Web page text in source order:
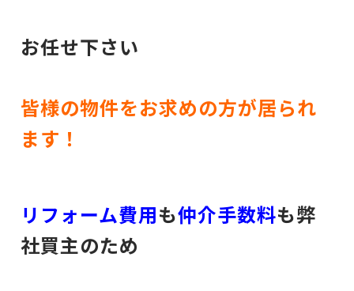
お任せ下さい
皆様の物件をお求めの方が居られ
ます！
リフォーム費用も仲介手数料も弊
社買主のため